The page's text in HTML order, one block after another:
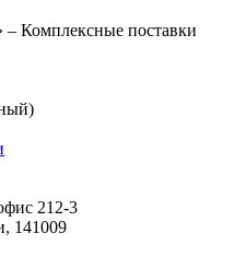
– Комплексные поставки
212-3
, 141009